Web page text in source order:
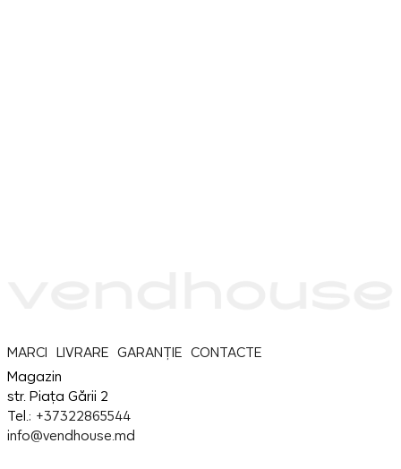
MARCI LIVRARE GARANȚIE
CONTACTE
Magazin
str. Piața Gării 2
Tel.: +37322865544
info@vendhouse.md